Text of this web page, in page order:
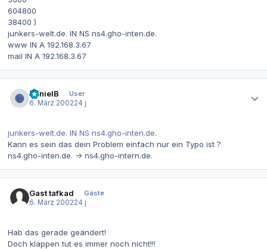
604800
38400 )
junkers-welt.de. IN NS ns4.gho-inten.de.
www IN A 192.168.3.67
mail IN A 192.168.3.67
DanielB
User
6. März 200224 j
junkers-welt.de. IN NS ns4.gho-inten.de.
Kann es sein das dein Problem einfach nur ein Typo ist ?
ns4.gho-inten.de. -> ns4.gho-intern.de.
Gast tafkad
Gäste
6. März 200224 j
Hab das gerade geändert!
Doch klappen tut es immer noch nicht!!!